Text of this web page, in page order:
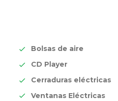
Bolsas de aire
CD Player
Cerraduras eléctricas
Ventanas Eléctricas